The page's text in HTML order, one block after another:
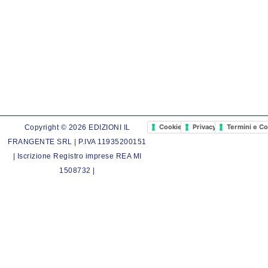
Copyright © 2026 EDIZIONI IL
FRANGENTE SRL | P.IVA 11935200151
| Iscrizione Registro imprese REA MI
1508732 |
Cookie PolicyPrivacy PolicyTermini e